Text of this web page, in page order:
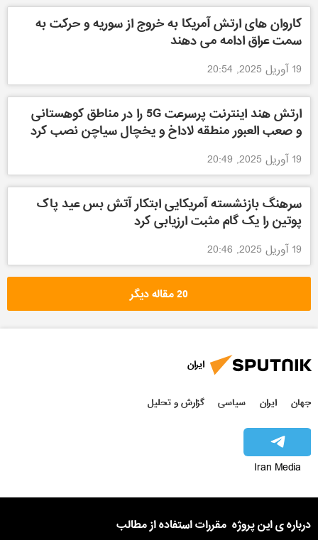
کاروان های ارتش آمریکا به خروج از سوریه و حرکت به
سمت عراق ادامه می دهند
19 آوریل 2025, 20:54
ارتش هند اینترنت پرسرعت 5G را در مناطق کوهستانی
و صعب العبور منطقه لاداخ و یخچال سیاچن نصب کرد
19 آوریل 2025, 20:49
سرهنگ بازنشسته آمریکایی ابتکار آتش بس عید پاک
پوتین را یک گام مثبت ارزیابی کرد
19 آوریل 2025, 20:46
20 مقاله دیگر
ایران
جهان ایران سیاسی گزارش و تحلیل
Iran Media
درباره ی این پروژه مقررات استفاده از مطالب